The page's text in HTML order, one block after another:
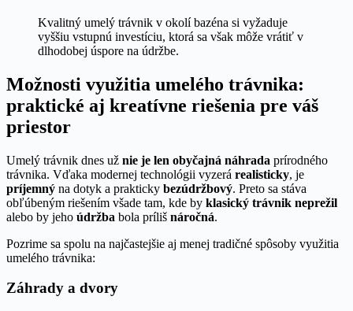
Kvalitný umelý trávnik v okolí bazéna si vyžaduje
vyššiu vstupnú investíciu, ktorá sa však môže vrátiť v
dlhodobej úspore na údržbe.
Možnosti využitia umelého trávnika:
praktické aj kreatívne riešenia pre váš
priestor
Umelý trávnik dnes už nie je len obyčajná náhrada prírodného
trávnika. Vďaka modernej technológii vyzerá realisticky, je
príjemný na dotyk a prakticky bezúdržbový. Preto sa stáva
obľúbeným riešením všade tam, kde by klasický trávnik neprežil
alebo by jeho údržba bola príliš náročná.
Pozrime sa spolu na najčastejšie aj menej tradičné spôsoby využitia
umelého trávnika:
Záhrady a dvory